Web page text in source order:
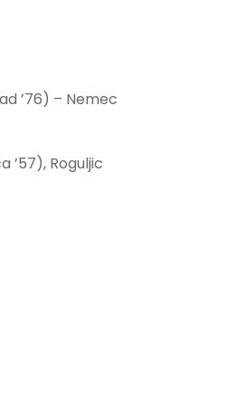
’76) – Nemec
’57), Roguljic